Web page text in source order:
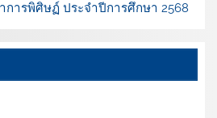
ารพิศิษฏ์ ประจำปีการศึกษา 2568